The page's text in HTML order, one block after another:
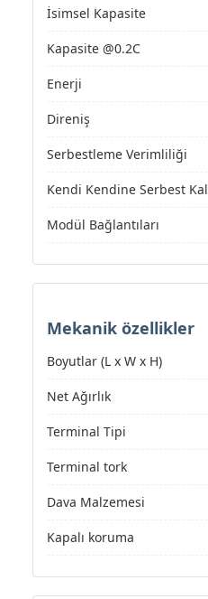
İsimsel Kapasite
Kapasite @0.2C
Enerji
Direniş
Serbestleme Verimliliği
Kendi Kendine Serbest Kal
Modül Bağlantıları
Mekanik özellikler
Boyutlar (L x W x H)
Net Ağırlık
Terminal Tipi
Terminal tork
Dava Malzemesi
Kapalı koruma